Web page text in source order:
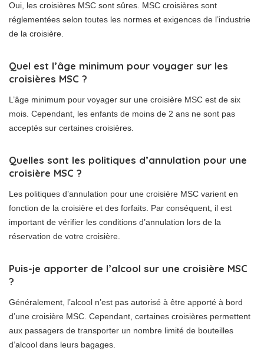
Oui, les croisières MSC sont sûres. MSC croisières sont
réglementées selon toutes les normes et exigences de l’industrie
de la croisière.
Quel est l’âge minimum pour voyager sur les
croisières MSC ?
L’âge minimum pour voyager sur une croisière MSC est de six
mois. Cependant, les enfants de moins de 2 ans ne sont pas
acceptés sur certaines croisières.
Quelles sont les politiques d’annulation pour une
croisière MSC ?
Les politiques d’annulation pour une croisière MSC varient en
fonction de la croisière et des forfaits. Par conséquent, il est
important de vérifier les conditions d’annulation lors de la
réservation de votre croisière.
Puis-je apporter de l’alcool sur une croisière MSC
?
Généralement, l’alcool n’est pas autorisé à être apporté à bord
d’une croisière MSC. Cependant, certaines croisières permettent
aux passagers de transporter un nombre limité de bouteilles
d’alcool dans leurs bagages.